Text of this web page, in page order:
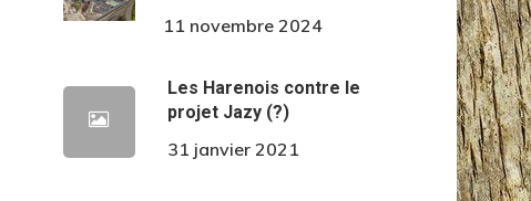
11 novembre 2024
Les Harenois contre le
projet Jazy (?)
31 janvier 2021